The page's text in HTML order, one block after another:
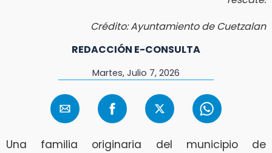
Crédito: Ayuntamiento de Cuetzalan
REDACCIÓN E-CONSULTA
Martes, Julio 7, 2026
Una familia originaria del municipio de